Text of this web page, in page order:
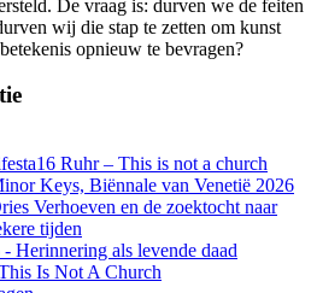
De vraag is: durven we de feiten
wij die stap te zetten om kunst
opnieuw te bevragen?
Ruhr – This is not a church
Keys, Biënnale van Venetië 2026
Verhoeven en de zoektocht naar
tijden
- Herinnering als levende daad
Is Not A Church